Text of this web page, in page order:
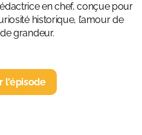
en chef, conçue pour
historique, l’amour de
grandeur.
l'épisode